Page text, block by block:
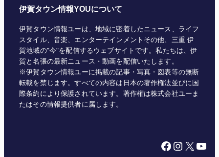
伊賀タウン情報YOUについて
伊賀タウン情報ユーは、地域に密着したニュース、ライフ
スタイル、音楽、エンターテインメントその他、三重 伊
賀地域の"今"を配信するウェブサイトです。私たちは、伊
賀と名張の最新ニュース・動画を配信いたします。
※伊賀タウン情報ユーに掲載の記事・写真・図表等の無断
転載を禁じます。すべての内容は日本の著作権法並びに国
際条約により保護されています。著作権は株式会社ユーま
たはその情報提供者に属します。
Facebook Instagram X YouTube